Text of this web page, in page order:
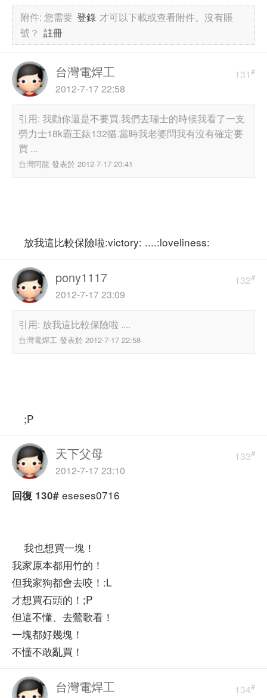
附件:您需要 登錄 才可以下載或查看附件。沒有賬
號？ 註冊
131#
台灣電焊工
2012-7-17 22:58
引用: 我勸你還是不要買.我們去瑞士的時候我看了一支
勞力士18k霸王錶132摳.當時我老婆問我有沒有確定要
買 ...
台灣阿龍 發表於 2012-7-17 20:41
放我這比較保險啦:victory: ....:loveliness:
132#
pony1117
2012-7-17 23:09
引用: 放我這比較保險啦 ....
台灣電焊工 發表於 2012-7-17 22:58
;P
133#
天下父母
2012-7-17 23:10
回復 130# eseses0716
我也想買一塊！
我家原本都用竹的！
但我家狗都會去咬！:L
才想買石頭的！;P
但這不懂、去鶯歌看！
一塊都好幾塊！
不懂不敢亂買！
134#
台灣電焊工